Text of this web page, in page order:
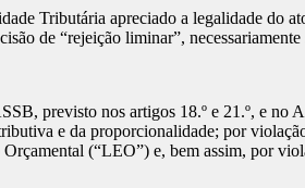
Tributária apreciado a legalidade do
de “rejeição liminar”,
previsto nos artigos 18.º e 21.º, e
e da proporcionalidade; por
(“LEO”) e, bem assim, por